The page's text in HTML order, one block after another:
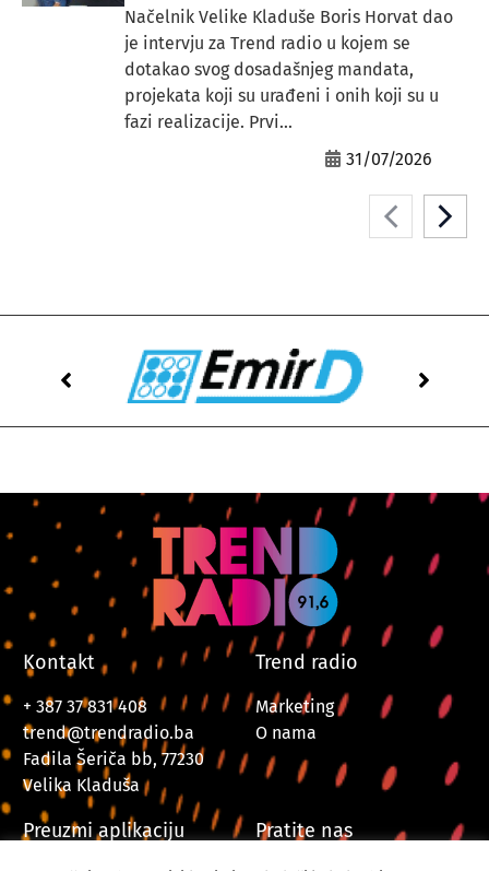
Načelnik Velike Kladuše Boris Horvat dao
je intervju za Trend radio u kojem se
dotakao svog dosadašnjeg mandata,
projekata koji su urađeni i onih koji su u
fazi realizacije. Prvi...
31/07/2026
Kontakt
+ 387 37 831 408
trend@trendradio.ba
Fadila Šeriča bb, 77230
Velika Kladuša
Trend radio
Marketing
O nama
Preuzmi aplikaciju Pratite nas